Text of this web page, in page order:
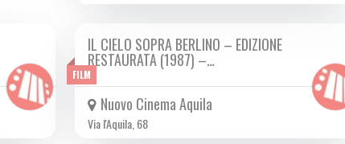
FILM
DA LUN 02/10 A MER 18/10 2023
IL CIELO SOPRA BERLINO – EDIZIONE
RESTAURATA (1987) –…
Nuovo Cinema Aquila
Via l'Aquila, 68